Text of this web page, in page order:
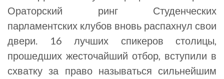
Ораторский ринг Студенческих
парламентских клубов вновь распахнул свои
двери. 16 лучших спикеров столицы,
прошедших жесточайший отбор, вступили в
схватку за право называться сильнейшим